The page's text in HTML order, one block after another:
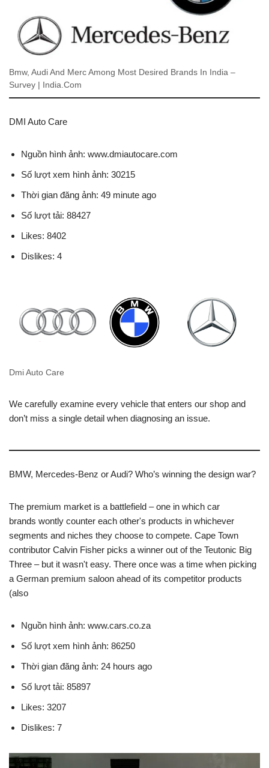
Bmw, Audi And Merc Among Most Desired Brands In India –
Survey | India.Com
DMI Auto Care
Nguồn hình ảnh: www.dmiautocare.com
Số lượt xem hình ảnh: 30215
Thời gian đăng ảnh: 49 minute ago
Số lượt tải: 88427
Likes: 8402
Dislikes: 4
Dmi Auto Care
We carefully examine every vehicle that enters our shop and
don’t miss a single detail when diagnosing an issue.
BMW, Mercedes-Benz or Audi? Who’s winning the design war?
The premium market is a battlefield – one in which car
brands wontly counter each other's products in whichever
segments and niches they choose to compete. Cape Town
contributor Calvin Fisher picks a winner out of the Teutonic Big
Three – but it wasn't easy. There once was a time when picking
a German premium saloon ahead of its competitor products
(also
Nguồn hình ảnh: www.cars.co.za
Số lượt xem hình ảnh: 86250
Thời gian đăng ảnh: 24 hours ago
Số lượt tải: 85897
Likes: 3207
Dislikes: 7